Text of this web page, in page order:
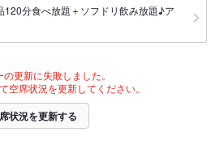
120分食べ放題＋ソフドリ飲み放題♪ア
更新に失敗しました。
空席状況を更新してください。
状況を更新する